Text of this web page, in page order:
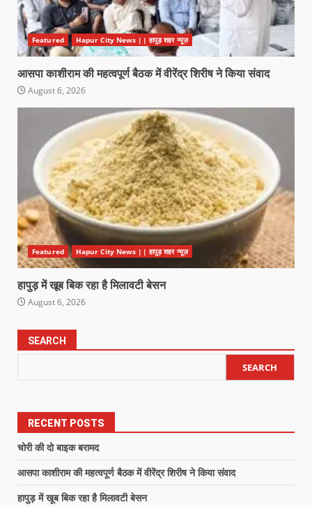
Featured Hapur City News || हापुड़ शहर न्यूज़
आसपा काशीराम की महत्वपूर्ण बैठक में वीरेंद्र शिरीष ने किया संवाद
August 6, 2026
Featured Hapur City News || हापुड़ शहर न्यूज़
हापुड़ में खूब बिक रहा है मिलावटी बेसन
August 6, 2026
SEARCH
SEARCH
RECENT POSTS
चोरी की दो बाइक बरामद
आसपा काशीराम की महत्वपूर्ण बैठक में वीरेंद्र शिरीष ने किया संवाद
हापुड़ में खूब बिक रहा है मिलावटी बेसन